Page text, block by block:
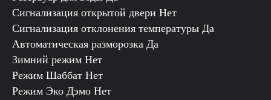
Сигнализация открытой двери Нет
Сигнализация отклонения температуры Да
Автоматическая разморозка Да
Зимний режим Нет
Режим Шаббат Нет
Режим Эко Дэмо Нет